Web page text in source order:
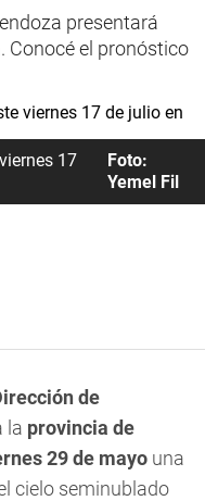
presentará
Conocé el pronóstico
17
Foto:
Yemel Fil
de
la provincia de
29 de mayo una
cielo seminublado